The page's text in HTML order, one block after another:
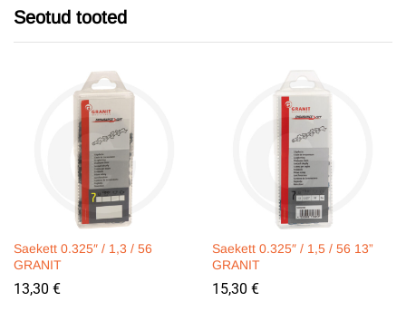
Seotud tooted
Saekett 0.325″ / 1,3 / 56
GRANIT
13,30 €
Saekett 0.325″ / 1,5 / 56 13”
GRANIT
15,30 €